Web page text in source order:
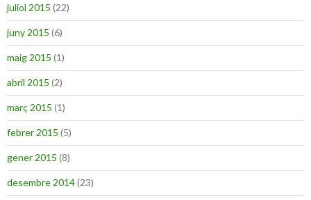
juliol 2015 (22)
juny 2015 (6)
maig 2015 (1)
abril 2015 (2)
març 2015 (1)
febrer 2015 (5)
gener 2015 (8)
desembre 2014(23)